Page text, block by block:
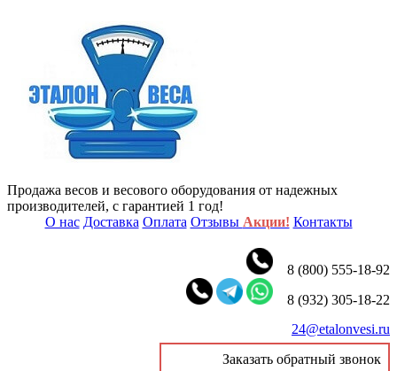
Продажа весов и весового оборудования от надежных
производителей, с гарантией 1 год!
О нас Доставка Оплата Отзывы Акции! Контакты
8 (800) 555-18-92
8 (932) 305-18-22
24@etalonvesi.ru
Заказать обратный звонок